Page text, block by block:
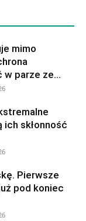
mimo
w parze ze...
skłonność
Pierwsze
pod koniec